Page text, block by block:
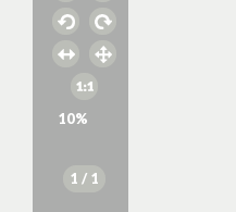
10%
1 / 1